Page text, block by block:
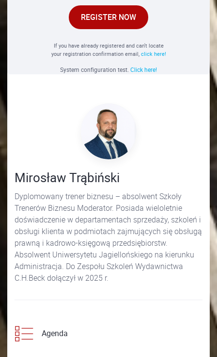
REGISTER NOW
If you have already registered and can't locate
your registration confirmation email, click here!
System configuration test. Click here!
Mirosław Trąbiński
Dyplomowany trener biznesu – absolwent Szkoły
Trenerów Biznesu Moderator. Posiada wieloletnie
doświadczenie w departamentach sprzedaży, szkoleń i
obsługi klienta w podmiotach zajmujących się obsługą
prawną i kadrowo-księgową przedsiębiorstw.
Absolwent Uniwersytetu Jagiellońskiego na kierunku
Administracja. Do Zespołu Szkoleń Wydawnictwa
C.H.Beck dołączył w 2025 r.
Agenda